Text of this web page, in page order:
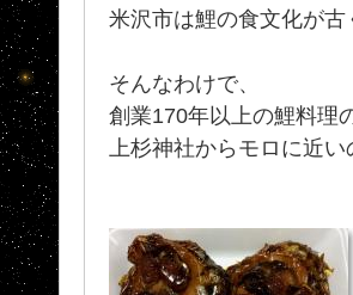
米沢市は鯉の食文化が
そんなわけで、
創業170年以上の鯉料理
上杉神社からモロに近